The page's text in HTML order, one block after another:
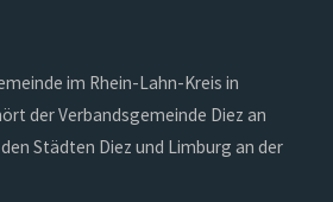
im Rhein-Lahn-Kreis in
der Verbandsgemeinde Diez an
Städten Diez und Limburg an der